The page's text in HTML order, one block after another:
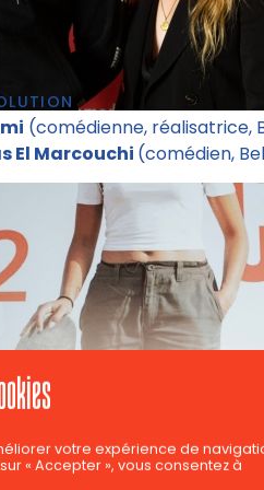
votre expérience de
« Accepter », vous consentez à
(comédienne, réalisatrice,
El Marcouchi (comédien,